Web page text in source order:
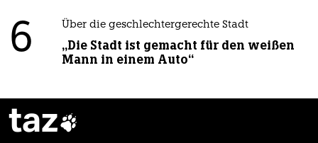
6 Über die geschlechtergerechte Stadt
„Die Stadt ist gemacht für den weißen
Mann in einem Auto“
taz